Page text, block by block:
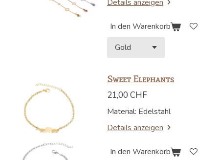
Details anzeigen
In den Warenkorb
Sweet Elephants
21,00 CHF
Material: Edelstahl
Details anzeigen
In den Warenkorb